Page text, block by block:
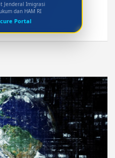
Jenderal Imigrasi
dan HAM RI
Portal